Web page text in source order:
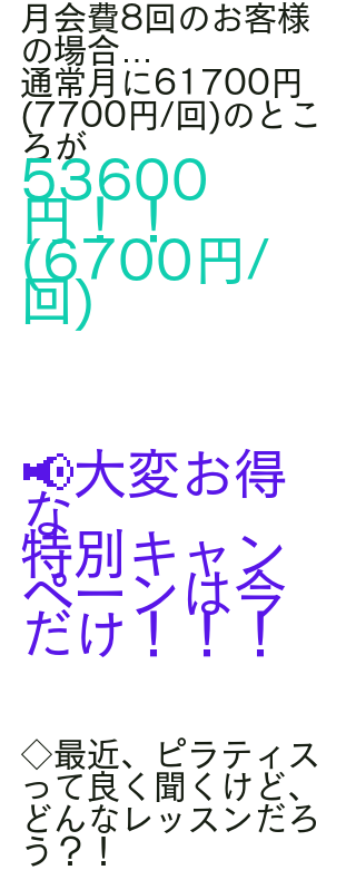
月会費8回のお客様
の場合…
通常月に61700円
(7700円/回)のとこ
ろが
53600
円！！
(6700円/
回)
📢大変お得
な
特別キャン
ペーンは今
だけ！！！
◇最近、ピラティス
って良く聞くけど、
どんなレッスンだろ
う？！